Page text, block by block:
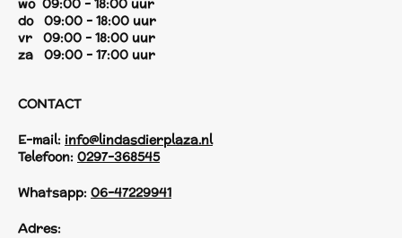
wo 09:00 - 18:00 uur
do 09:00 - 18:00 uur
vr 09:00 - 18:00 uur
za 09:00 - 17:00 uur
CONTACT
E-mail: info@lindasdierplaza.nl
Telefoon: 0297-368545
Whatsapp: 06-47229941
Adres: